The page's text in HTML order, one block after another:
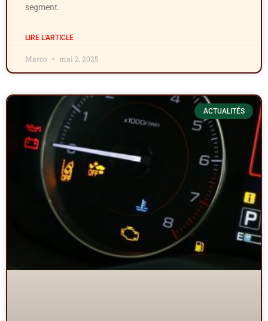
segment.
LIRE L'ARTICLE
Marco mai 2, 2025
ACTUALITÉS